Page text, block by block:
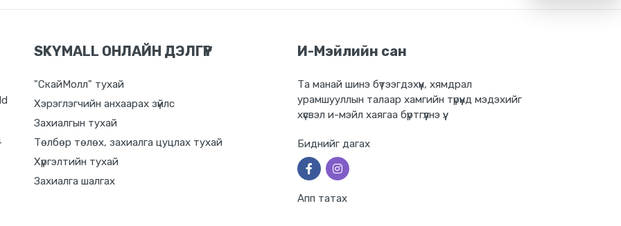
SKYMALL ОНЛАЙН ДЭЛГҮҮР
"СкайМолл" тухай
Хэрэглэгчийн анхаарах зүйлс
Захиалгын тухай
Төлбөр төлөх, захиалга цуцлах тухай
Хүргэлтийн тухай
Захиалга шалгах
И-Мэйлийн сан
Та манай шинэ бүтээгдэхүүн, хямдрал
урамшууллын талаар хамгийн түрүүнд мэдэхийг
хүсвэл и-мэйл хаягаа бүртгүүлнэ үү.
Биднийг дагах
Апп татах